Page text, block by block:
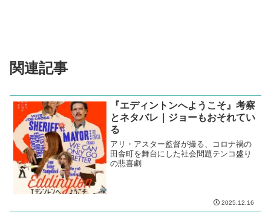
関連記事
『エディントンへようこそ』考察
とネタバレ｜ジョーもおそれてい
る
アリ・アスター監督が撮る、コロナ禍の
田舎町を舞台にした社会問題テンコ盛り
の悲喜劇
2025.12.16